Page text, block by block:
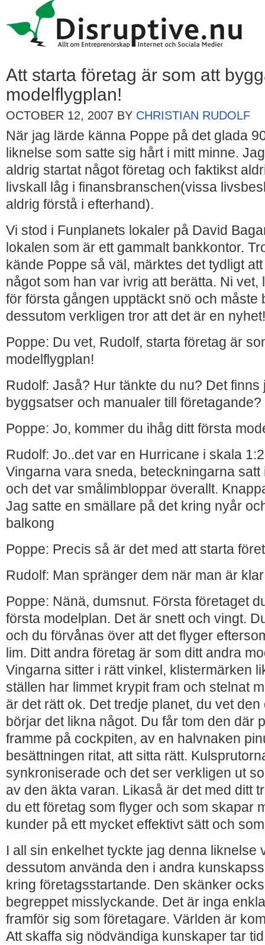
Att starta företag är som att
modelflygplan!
OCTOBER 12, 2007 BY CHRISTIAN RUDOLF
När jag lärde känna Poppe på det glada
liknelse som satte sig hårt i mitt minne.
aldrig startat något företag och faktikst
livskall låg i finansbranschen(vissa
aldrig förstå i efterhand).
Vi stod i Funplanets lokaler på David
lokalen som är ett gammalt bankkontor.
kände Poppe så väl, märktes det tydligt
något som han var ivrig att berätta. Ni vet,
för första gången upptäckt snö och måste
dessutom verkligen tror att det är en nyhet!
Poppe: Du vet, Rudolf, starta företag är
modelflygplan!
Rudolf: Jaså? Hur tänkte du nu? Det finns
byggsatser och manualer till företagande?
Poppe: Jo, kommer du ihåg ditt första
Rudolf: Jo..det var en Hurricane i skala
Vingarna vara sneda, beteckningarna satt
och det var smålimbloppar överallt.
Jag satte en smällare på det kring nyår
balkong
Poppe: Precis så är det med att starta
Rudolf: Man spränger dem när man är
Poppe: Nänä, dumsnut. Första företaget
första modelplan. Det är snett och vingt.
och du förvånas över att det flyger
lim. Ditt andra företag är som ditt andra
Vingarna sitter i rätt vinkel, klistermärken
ställen har limmet krypit fram och stelnat
är det rätt ok. Det tredje planet, du vet
börjar det likna något. Du får tom den där
framme på cockpiten, av en halvnaken
besättningen ritat, att sitta rätt.
synkroniserade och det ser verkligen ut
av den äkta varan. Likaså är det med ditt
du ett företag som flyger och som skapar
kunder på ett mycket effektivt sätt och
I all sin enkelhet tyckte jag denna liknelse
dessutom använda den i andra
kring företagsstartande. Den skänker
begreppet misslyckande. Det är inga
framför sig som företagare. Världen är
Att skaffa sig nödvändiga kunskaper tar